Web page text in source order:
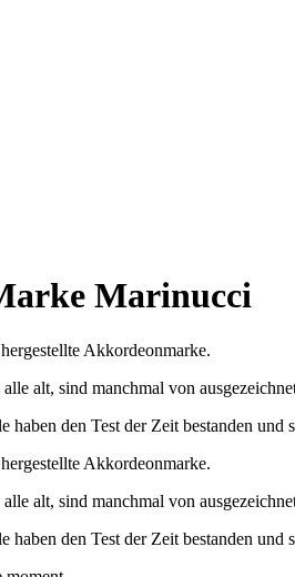
Marinucci
Akkordeonmarke.
alt, sind manchmal von
haben den Test der Zeit bestanden
Akkordeonmarke.
alt, sind manchmal von
haben den Test der Zeit bestanden